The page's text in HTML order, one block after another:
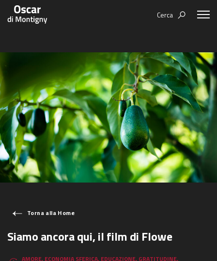
Cerca
Humanovability
Economia Sferica
Centodieci
Nuovi Eroi
Be Your Essence
Futurability
Events
Video
IT
Torna alla Home
Siamo ancora qui, il film di Flowe
AMORE, ECONOMIA SFERICA, EDUCAZIONE, GRATITUDINE,